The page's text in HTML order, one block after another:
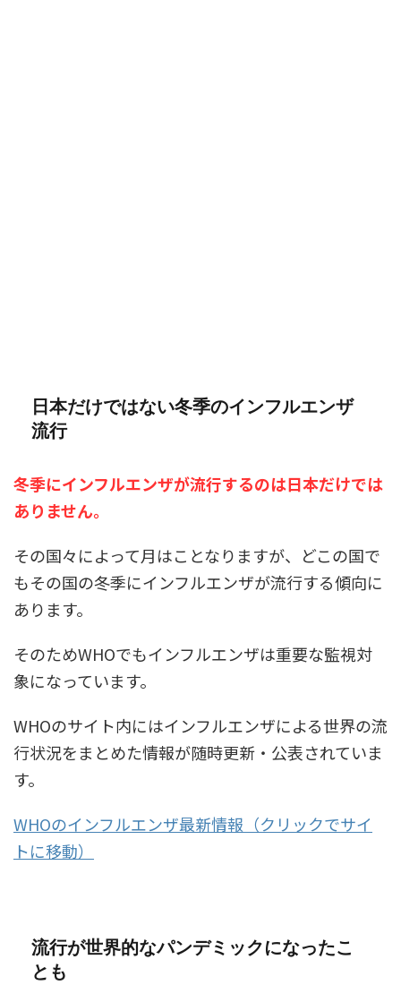
日本だけではない冬季のインフルエンザ
流行
冬季にインフルエンザが流行するのは日本だけでは
ありません。
その国々によって月はことなりますが、どこの国で
もその国の冬季にインフルエンザが流行する傾向に
あります。
そのためWHOでもインフルエンザは重要な監視対
象になっています。
WHOのサイト内にはインフルエンザによる世界の流
行状況をまとめた情報が随時更新・公表されていま
す。
WHOのインフルエンザ最新情報（クリックでサイ
トに移動）
流行が世界的なパンデミックになったこ
とも